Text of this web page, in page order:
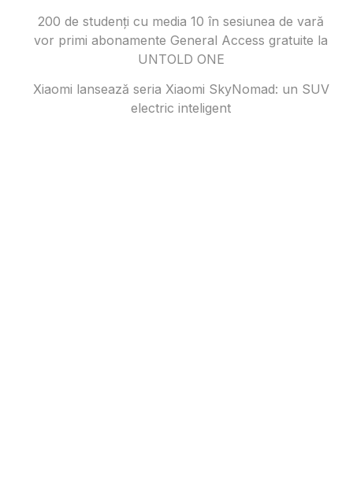
200 de studenți cu media 10 în sesiunea de vară
vor primi abonamente General Access gratuite la
UNTOLD ONE
Xiaomi lansează seria Xiaomi SkyNomad: un SUV
electric inteligent